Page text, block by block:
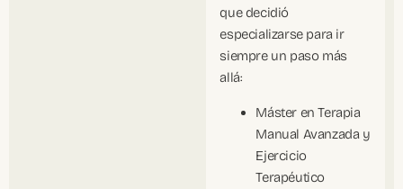
que decidió
especializarse para ir
siempre un paso más
allá:
Máster en Terapia
Manual Avanzada y
Ejercicio
Terapéutico